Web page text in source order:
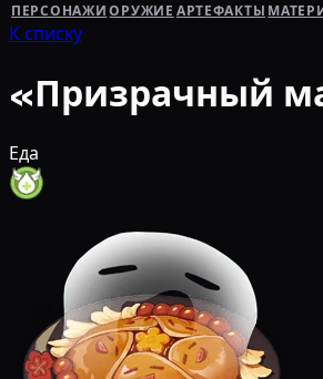
ПЕРСОНАЖИ ОРУЖИЕ АРТЕФАКТЫ
К списку
«Призрачный
Еда